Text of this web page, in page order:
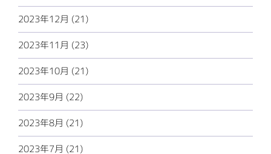
2023年12月 (21)
2023年11月 (23)
2023年10月 (21)
2023年9月 (22)
2023年8月 (21)
2023年7月 (21)